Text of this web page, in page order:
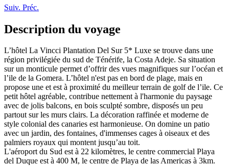
Suiv. Préc.
Description du voyage
L’hôtel La Vincci Plantation Del Sur 5* Luxe se trouve dans une
région privilégiée du sud de Ténérife, la Costa Adeje. Sa situation
sur un monticule permet d’offrir des vues magnifiques sur l’océan et
l’ile de la Gomera. L’hôtel n'est pas en bord de plage, mais en
propose une et est à proximité du meilleur terrain de golf de l’ile. Ce
petit hôtel agréable, contribue nettement à l'harmonie du paysage
avec de jolis balcons, en bois sculpté sombre, disposés un peu
partout sur les murs clairs. La décoration raffinée et moderne de
style colonial des canaries est harmonieuse. On domine un patio
avec un jardin, des fontaines, d'immenses cages à oiseaux et des
palmiers royaux qui montent jusqu’au toit.
L'aéroport du Sud est à 22 kilomètres, le centre commercial Playa
del Duque est à 400 M, le centre de Playa de las Americas à 3km.